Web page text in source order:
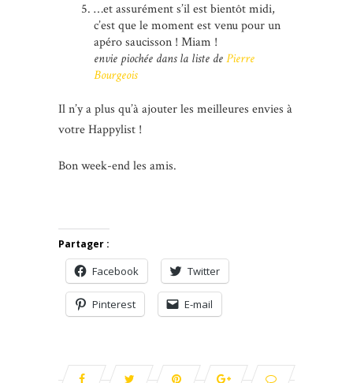
…et assurément s’il est bientôt midi,
c’est que le moment est venu pour un
apéro saucisson ! Miam !
envie piochée dans la liste dePierre
Bourgeois
Il n’y a plus qu’à ajouter les meilleures envies à
votre Happylist !
Bon week-end les amis.
Partager :
Facebook Twitter
Pinterest E-mail